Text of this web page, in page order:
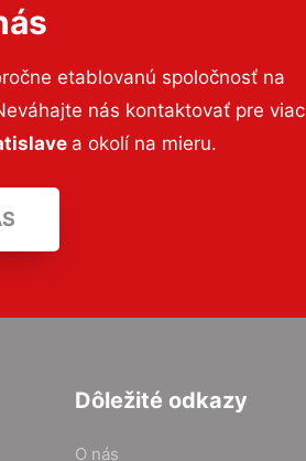
etablovanú spoločnosť na
nás kontaktovať pre viac
a okolí na mieru.
Dôležité odkazy
O nás